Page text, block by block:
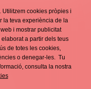
Utilitzem cookies pròpies i
la teva experiència de la
i mostrar publicitat
a partir dels teus
de totes les cookies,
o denegar-les. Tu
consulta la nostra